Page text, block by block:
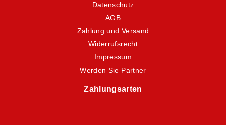
Datenschutz
AGB
Zahlung und Versand
Widerrufsrecht
Impressum
Werden Sie Partner
Zahlungsarten